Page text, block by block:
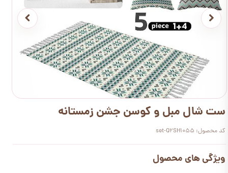
ست شال مبل و کوسن جشن زمستانه
کد محصول: set-Q2SH1055
ویژگی های محصول